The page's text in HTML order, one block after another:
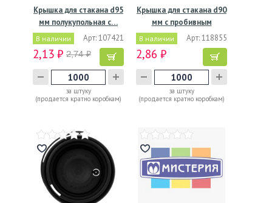
Крышка для стакана d95
мм полукупольная с…
В наличии Арт: 107421
2,13 ₽ 2,74 ₽
за штуку
(продается кратно коробкам)
Крышка для стакана d90
мм с пробивным
слотом…
В наличии Арт: 118855
2,86 ₽
за штуку
(продается кратно коробкам)